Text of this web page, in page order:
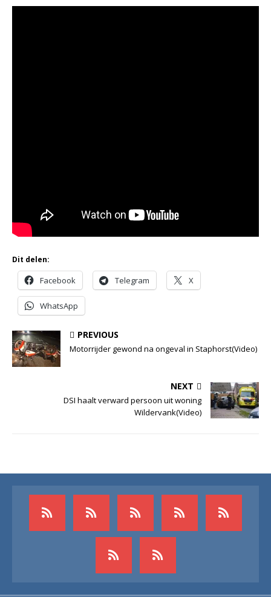
Dit delen:
Facebook Telegram X
WhatsApp
PREVIOUS
Motorrijder gewond na ongeval in Staphorst(Video)
NEXT
DSI haalt verward persoon uit woning
Wildervank(Video)